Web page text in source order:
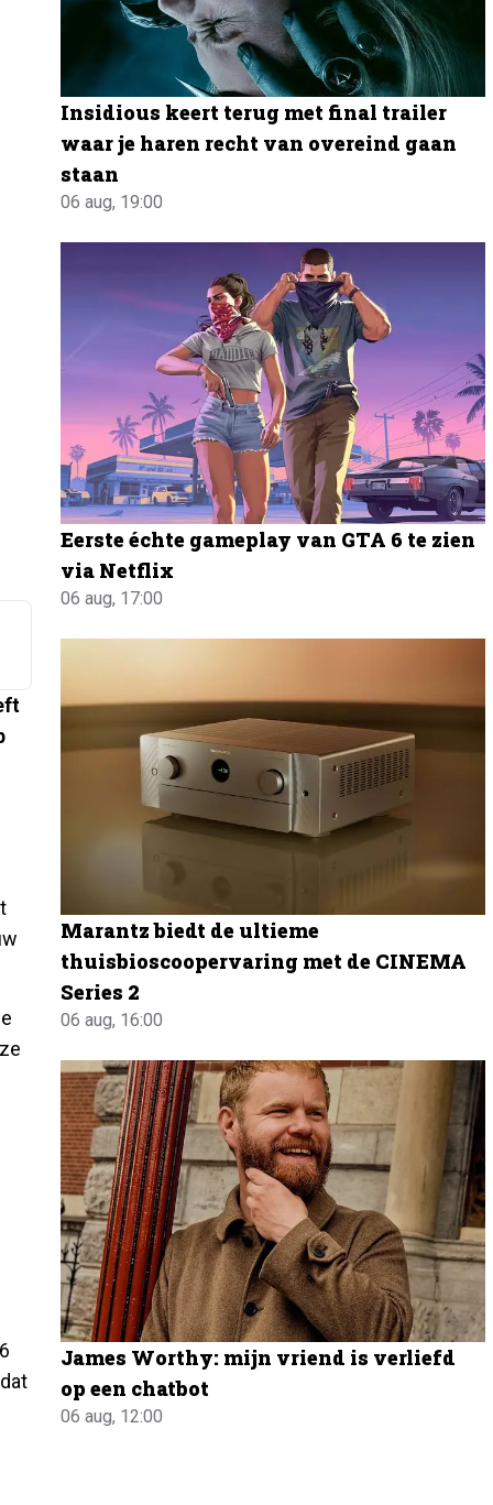
Insidious keert terug met final trailer
waar je haren recht van overeind gaan
staan
06 aug, 19:00
Eerste échte gameplay van GTA 6 te zien
via Netflix
06 aug, 17:00
Marantz biedt de ultieme
thuisbioscoopervaring met de CINEMA
Series 2
06 aug, 16:00
James Worthy: mijn vriend is verliefd
op een chatbot
06 aug, 12:00